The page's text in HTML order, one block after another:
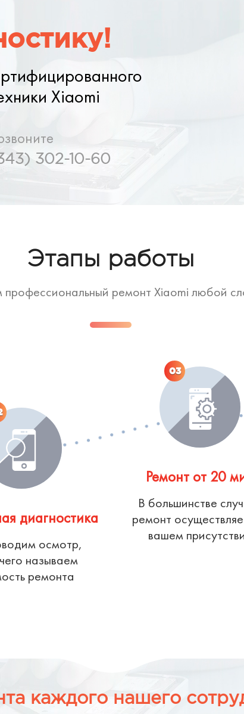
Xiaomi
302-10-60
Этапы работы
ремонт Xiaomi любой
диагностика
осмотр,
называем
ремонта
03
Ремонт от 20
В большинстве
ремонт
вашем
каждого нашего